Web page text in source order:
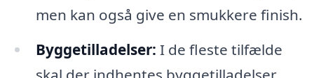
men kan også give en smukkere finish.
Byggetilladelser: I de fleste tilfælde